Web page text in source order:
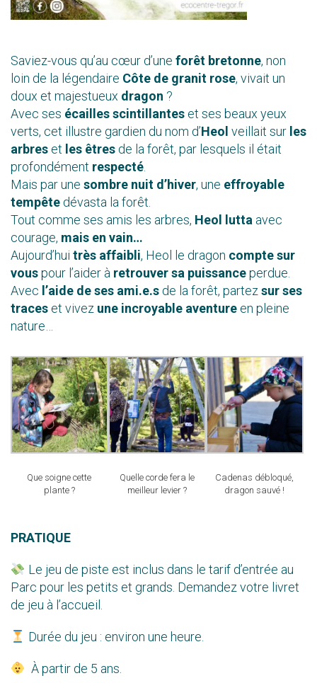
Saviez-vous qu’au cœur d’une forêt bretonne, non
loin de la légendaire Côte de granit rose, vivait un
doux et majestueux dragon ?
Avec ses écailles scintillantes et ses beaux yeux
verts, cet illustre gardien du nom d’Heol veillait sur les
arbres et les êtres de la forêt, par lesquels il était
profondément respecté
Mais par une sombre nuit d’hiver, une effroyable
tempête dévasta la forêt.
Tout comme ses amis les arbres, Heol lutta avec
courage, mais en vain…
Aujourd’hui très affaibli, Heol le dragon compte sur
vouspour l’aider à retrouver sa puissanceperdue.
Avec l’aide de ses ami.e.s de la forêt, partez sur ses
traces et vivez une incroyable aventure en pleine
nature…
Que soigne cette
plante ?
Quelle corde fera le
meilleur levier ?
Cadenas débloqué,
dragon sauvé !
PRATIQUE
Le jeu de piste est inclus dans le tarif d’entrée au
Parc pour les petits et grands. Demandez votre livret
de jeu à l’accueil.
Durée du jeu : environ une heure.
À partir de 5 ans.